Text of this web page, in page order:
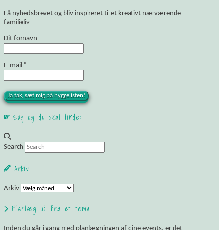
Få nyhedsbrevet og bliv inspireret til et kreativt nærværende
familieliv
Dit fornavn
E-mail *
Søg og du skal finde:
Search
Arkiv
Arkiv
Planlæg ud fra et tema
Inden du går i gang med planlægningen af dine events, er det